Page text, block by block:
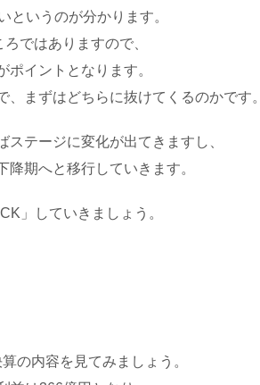
というのが分かります。
ではありますので、
イントとなります。
まずはどちらに抜けてくるのかです。
テージに変化が出てきますし、
期へと移行していきます。
」していきましょう。
の内容を見てみましょう。